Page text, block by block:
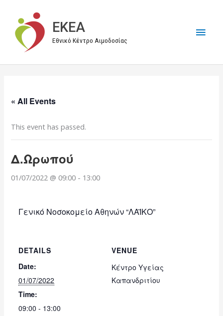
περιεχόμενο
EKEA
Εθνικό Κέντρο Αιμοδοσίας
« All Events
This event has passed.
Δ.Ωρωπού
01/07/2022 @ 09:00 - 13:00
Γενικό Νοσοκομείο Αθηνών “ΛΑΪΚΟ”
DETAILS
Date:
01/07/2022
Time:
09:00 - 13:00
VENUE
Κέντρο Υγείας
Καπανδριτίου